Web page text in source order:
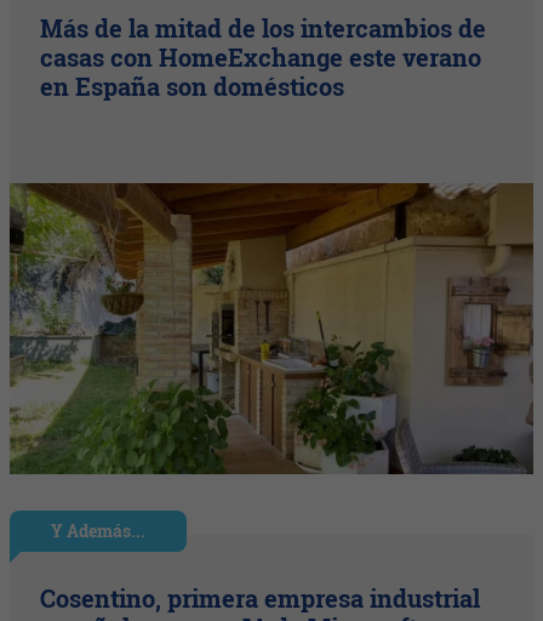
Más de la mitad de los intercambios de
casas con HomeExchange este verano
en España son domésticos
Y Además...
Cosentino, primera empresa industrial